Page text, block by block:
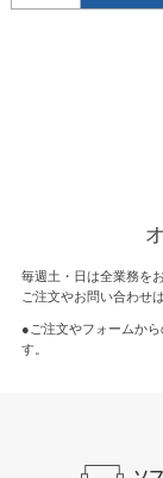
毎週土・日は全業務を
ご注文やお問い合わせ
●ご注文やフォームから
す。